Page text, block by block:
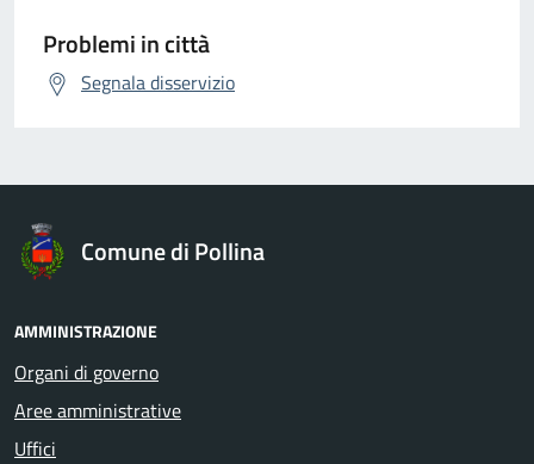
Problemi in città
Segnala disservizio
Comune di Pollina
AMMINISTRAZIONE
Organi di governo
Aree amministrative
Uffici